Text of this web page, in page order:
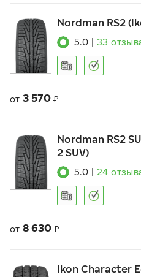
Nordman RS2
5.0 33
от 3 570 ₽
Nordman RS2
2 SUV)
5.0 24
от 8 630 ₽
Ikon Character